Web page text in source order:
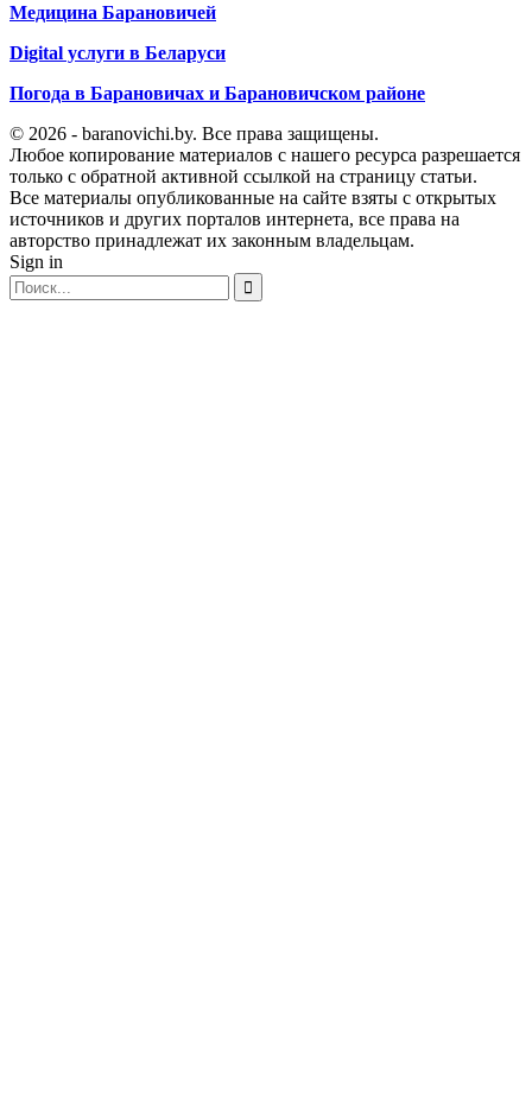
Медицина Барановичей
Digital услуги в Беларуси
Погода в Барановичах и Барановичском районе
© 2026 - baranovichi.by. Все права защищены.
Любое копирование материалов с нашего ресурса разрешается
только с обратной активной ссылкой на страницу статьи.
Все материалы опубликованные на сайте взяты с открытых
источников и других порталов интернета, все права на
авторство принадлежат их законным владельцам.
Sign in